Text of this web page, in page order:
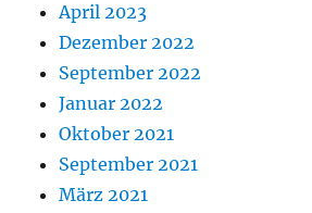
April 2023
Dezember 2022
September 2022
Januar 2022
Oktober 2021
September 2021
März 2021